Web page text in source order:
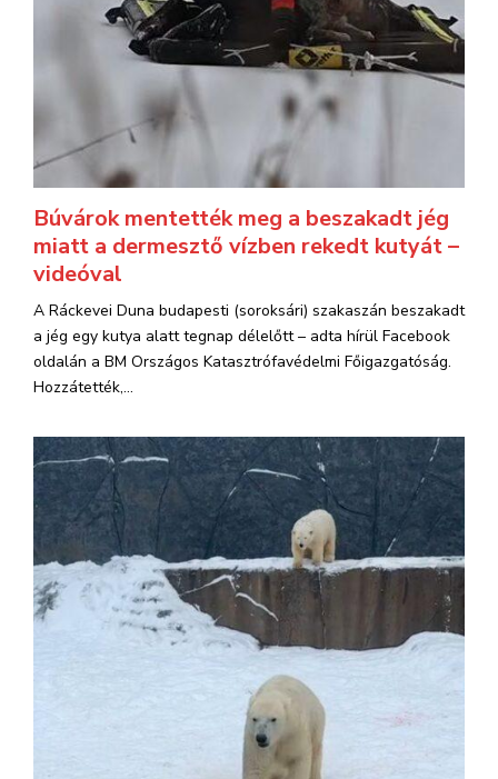
Búvárok mentették meg a beszakadt jég
miatt a dermesztő vízben rekedt kutyát –
videóval
A Ráckevei Duna budapesti (soroksári) szakaszán beszakadt
a jég egy kutya alatt tegnap délelőtt – adta hírül Facebook
oldalán a BM Országos Katasztrófavédelmi Főigazgatóság.
Hozzátették,...